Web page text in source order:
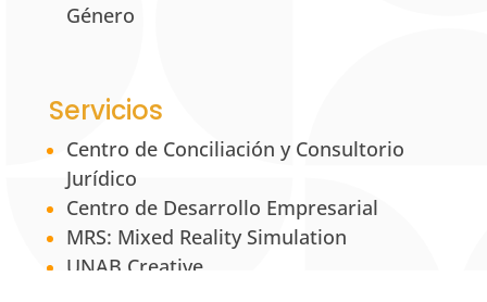
Género
Servicios
Centro de Conciliación y Consultorio
Jurídico
Centro de Desarrollo Empresarial
MRS: Mixed Reality Simulation
UNAB Creative